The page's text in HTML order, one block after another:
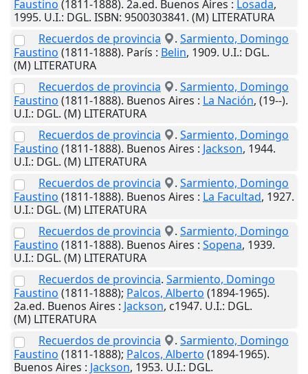
Faustino (1811-1888). 2a.ed. Buenos Aires : Losada,
1995. U.I.: DGL. ISBN: 9500303841. (M) LITERATURA
Recuerdos de provincia
. Sarmiento, Domingo
Faustino (1811-1888). París : Belin, 1909. U.I.: DGL.
(M) LITERATURA
Recuerdos de provincia
. Sarmiento, Domingo
Faustino (1811-1888). Buenos Aires : La Nación, (19--).
U.I.: DGL. (M) LITERATURA
Recuerdos de provincia
. Sarmiento, Domingo
Faustino (1811-1888). Buenos Aires : Jackson, 1944.
U.I.: DGL. (M) LITERATURA
Recuerdos de provincia
. Sarmiento, Domingo
Faustino (1811-1888). Buenos Aires : La Facultad, 1927.
U.I.: DGL. (M) LITERATURA
Recuerdos de provincia
. Sarmiento, Domingo
Faustino (1811-1888). Buenos Aires : Sopena, 1939.
U.I.: DGL. (M) LITERATURA
Recuerdos de provincia. Sarmiento, Domingo
Faustino (1811-1888); Palcos, Alberto (1894-1965).
2a.ed. Buenos Aires : Jackson, c1947. U.I.: DGL.
(M) LITERATURA
Recuerdos de provincia
. Sarmiento, Domingo
Faustino (1811-1888); Palcos, Alberto (1894-1965).
Buenos Aires : Jackson, 1953. U.I.: DGL.